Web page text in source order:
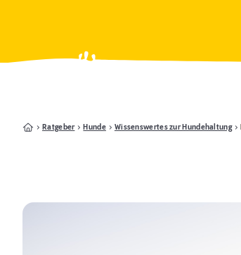
Ratgeber Hunde Wissenswertes zur Hundehaltung